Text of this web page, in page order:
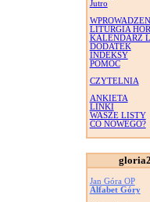
Jutro
LITURGIA
KALENDARZ
DODATEK
INDEKSY
POMOC
CZYTELNIA
ANKIETA
LINKI
WASZE LISTY
CO NOWEGO?
Jan Góra OP
Alfabet Góry